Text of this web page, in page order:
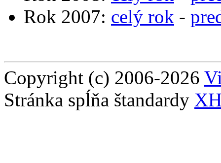
Rok 2007: celý rok -
Copyright (c) 2006-2026
Stránka spĺňa štandardy